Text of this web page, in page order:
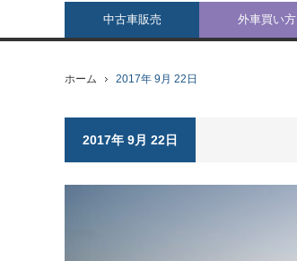
中古車販売 外車買い方
ホーム 2017年 9月 22日
2017年 9月 22日